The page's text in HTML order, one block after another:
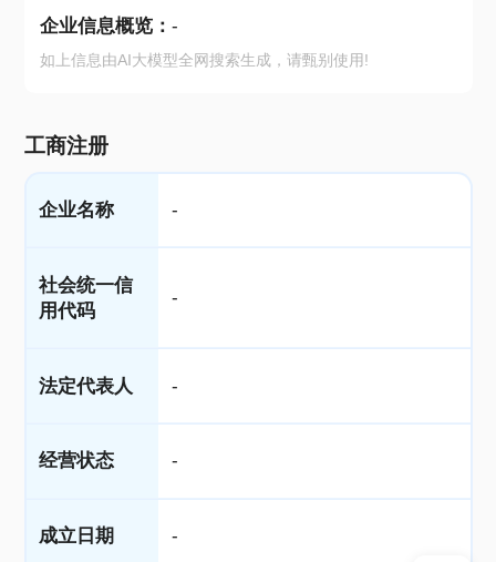
企业信息概览： -
如上信息由AI大模型全网搜索生成，请甄别使用!
工商注册
企业名称 -
社会统一信
用代码
-
法定代表人 -
经营状态 -
成立日期 -